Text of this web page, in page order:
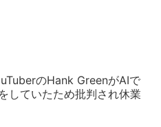
のHank GreenがAIで
していたため批判され休業